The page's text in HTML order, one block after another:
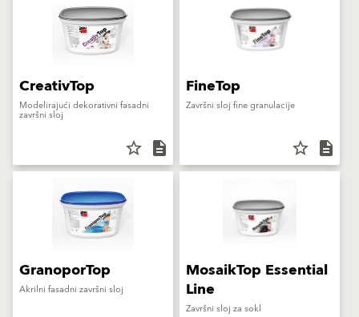
CreativTop
Modelirajući dekorativni fasadni
završni sloj
star_border description
FineTop
Završni sloj fine granulacije
star_border description
GranoporTop
Akrilni fasadni završni sloj
MosaikTop Essential
Line
Završni sloj za sokl